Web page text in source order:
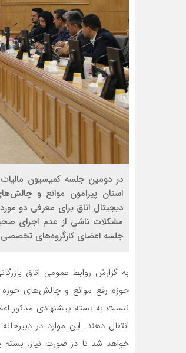
در دومین جلسه کمیسیون مالیات
استان پیرامون موانع و
دیجیتال اتاق برای معرفی دو
مشکلات ناشی از عدم اجرای
جلسه اعضای کارگروه‌های
به گزارش روابط عمومی اتاق
حوزه رفع موانع و چالش‌های حوزه
نسبت به بسته پیشنهادی مذکور
انتقال دهند. این موارد در
خواهد شد تا در صورت نیاز، بسته